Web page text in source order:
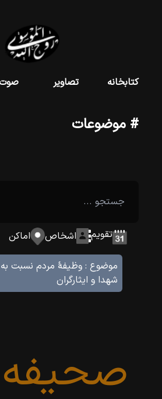
کتابخانه تصاویر
# موضوعات
تقویم اشخاص اماکن
موضوع : وظيفۀ مردم نسبت به
شهدا و ايثارگران
صحیفه